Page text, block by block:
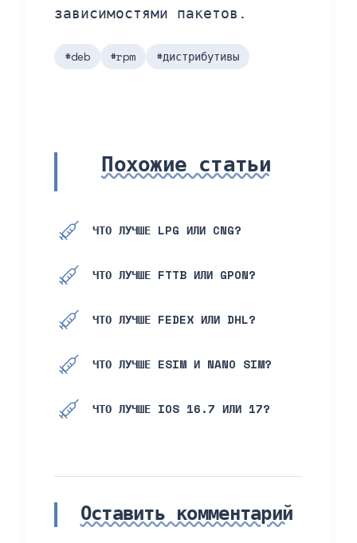
зависимостями пакетов.
#deb #rpm #дистрибутивы
Похожие статьи
ЧТО ЛУЧШЕ LPG ИЛИ CNG?
ЧТО ЛУЧШЕ FTTB ИЛИ GPON?
ЧТО ЛУЧШЕ FEDEX ИЛИ DHL?
ЧТО ЛУЧШЕ ESIM И NANO SIM?
ЧТО ЛУЧШЕ IOS 16.7 ИЛИ 17?
Оставить комментарий